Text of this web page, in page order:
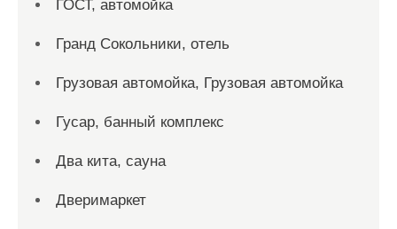
ГОСТ, автомойка
Гранд Сокольники, отель
Грузовая автомойка, Грузовая автомойка
Гусар, банный комплекс
Два кита, сауна
Дверимаркет